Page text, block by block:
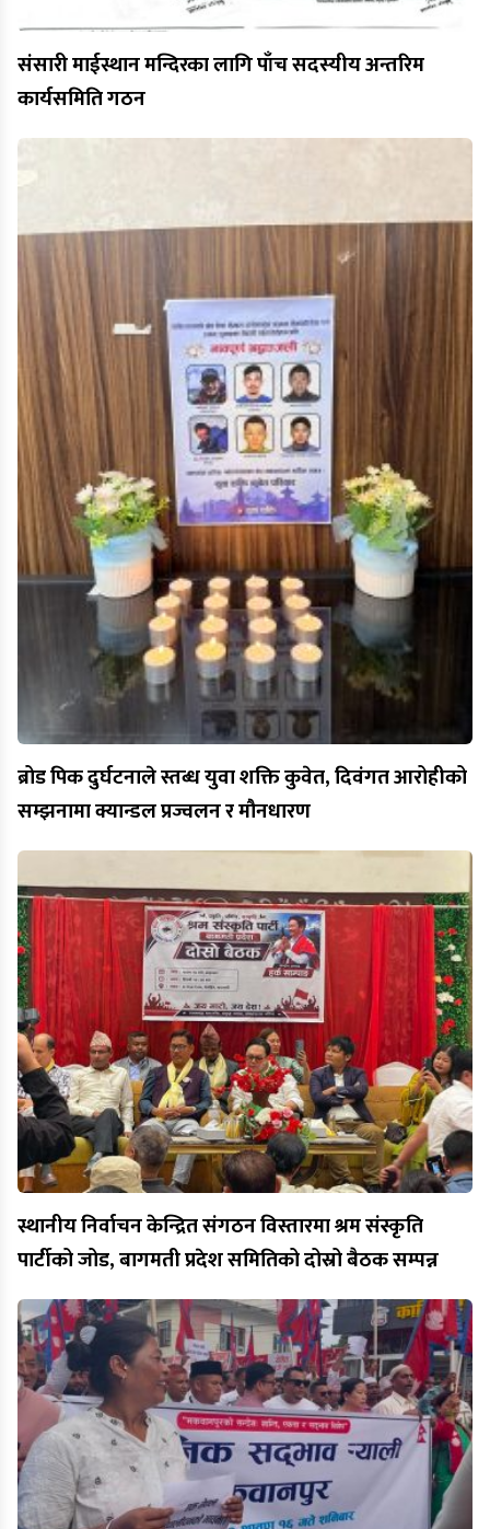
संसारी माईस्थान मन्दिरका लागि पाँच सदस्यीय अन्तरिम
कार्यसमिति गठन
ब्रोड पिक दुर्घटनाले स्तब्ध युवा शक्ति कुवेत, दिवंगत आरोहीको
सम्झनामा क्यान्डल प्रज्वलन र मौनधारण
स्थानीय निर्वाचन केन्द्रित संगठन विस्तारमा श्रम संस्कृति
पार्टीको जोड, बागमती प्रदेश समितिको दोस्रो बैठक सम्पन्न